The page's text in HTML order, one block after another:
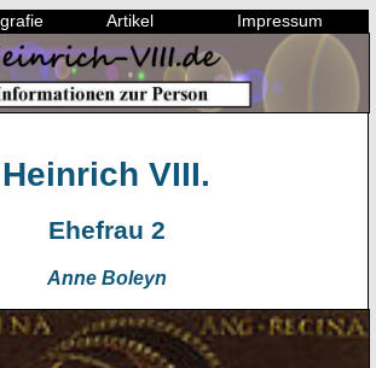
Artikel Impressum
Heinrich VIII.
Ehefrau 2
Anne Boleyn